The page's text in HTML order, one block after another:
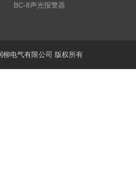
BC-8声光报警器
电气有限公司 版权所有